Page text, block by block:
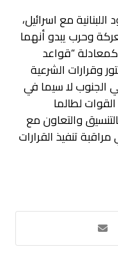
مع اسرائيل،
عن أي معركة وحرب يبدو أنهما
“قواعد
وقرارات الشرعية
الجنوب لا سيما في
لطالما
والتعاون مع
تنفيذ القرارات